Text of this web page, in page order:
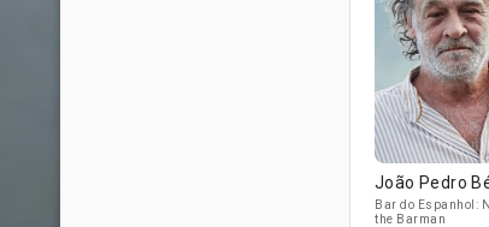
João Pedro
Bar do Espanhol:
the Barman